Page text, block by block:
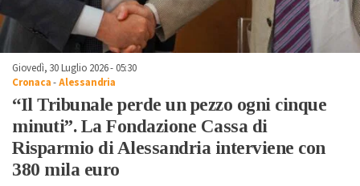
Giovedì, 30 Luglio 2026 - 05:30
Cronaca-Alessandria
“Il Tribunale perde un pezzo ogni cinque
minuti”. La Fondazione Cassa di
Risparmio di Alessandria interviene con
380 mila euro